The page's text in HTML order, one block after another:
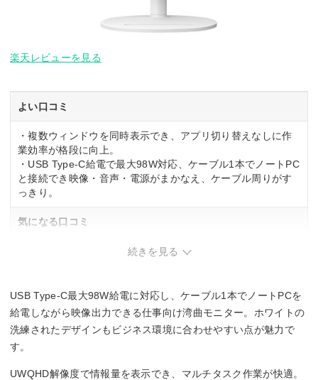
楽天レビューを見る
よい口コミ
・複数ウィンドウを同時表示でき、アプリ切り替えなしに作
業効率が格段に向上。
・USB Type-C給電で最大98W対応、ケーブル1本でノートPC
と接続でき映像・音声・電源がまかなえ、ケーブル周りがす
っきり。
気になる口コミ
・VAパネル特有の視野角制限があり、横からのぞき込むと色
・色域はsRGB対応で一般用途には十分だが、AdobeRGBや
DCI-P3の広色域が必要なクリエイティブ作業には物足りな
続きを見る
USB Type-C最大98W給電に対応し、ケーブル1本でノートPCを
給電しながら映像出力できる仕事向け湾曲モニター。ホワイトの
洗練されたデザインもビジネス環境に合わせやすい点が魅力で
す。
UWQHD解像度で情報量を表示でき、マルチタスク作業が快適。